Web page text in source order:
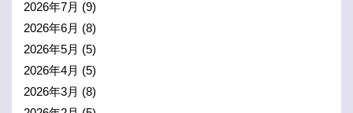
2026年7月 (9)
2026年6月 (8)
2026年5月 (5)
2026年4月 (5)
2026年3月 (8)